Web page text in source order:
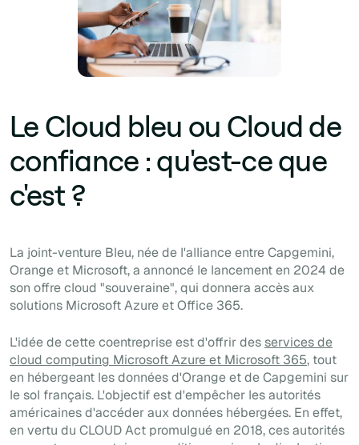
Le Cloud bleu ou Cloud de
confiance : qu'est-ce que
c'est ?
La joint-venture Bleu, née de l'alliance entre Capgemini,
Orange et Microsoft, a annoncé le lancement en 2024 de
son offre cloud "souveraine", qui donnera accès aux
solutions Microsoft Azure et Office 365.
L'idée de cette coentreprise est d'offrir desservices de
cloud computing Microsoft Azure et Microsoft 365, tout
en hébergeant les données d'Orange et de Capgemini sur
le sol français. L'objectif est d'empêcher les autorités
américaines d'accéder aux données hébergées. En effet,
en vertu du CLOUD Act promulgué en 2018, ces autorités